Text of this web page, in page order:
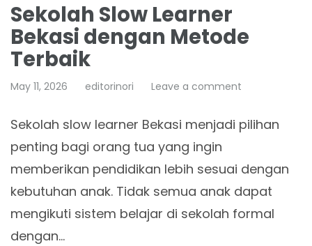
Sekolah Slow Learner
Bekasi dengan Metode
Terbaik
May 11, 2026 editorinori Leave a comment
Sekolah slow learner Bekasi menjadi pilihan
penting bagi orang tua yang ingin
memberikan pendidikan lebih sesuai dengan
kebutuhan anak. Tidak semua anak dapat
mengikuti sistem belajar di sekolah formal
dengan…